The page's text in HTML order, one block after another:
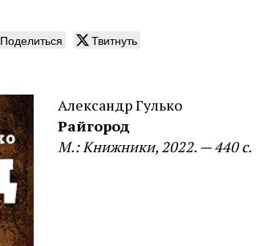
Поделиться Твитнуть
Александр Гулько
Райгород
М.: Книжники, 2022. — 440 с.